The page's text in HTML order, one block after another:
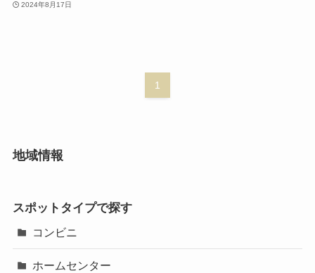
2024年8月17日
1
地域情報
スポットタイプで探す
コンビニ
ホームセンター